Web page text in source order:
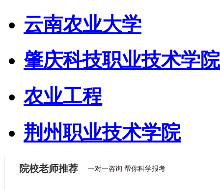
云南农业大学
肇庆科技职业技术学院
农业工程
荆州职业技术学院
院校老师推荐 一对一咨询 帮你科学报考